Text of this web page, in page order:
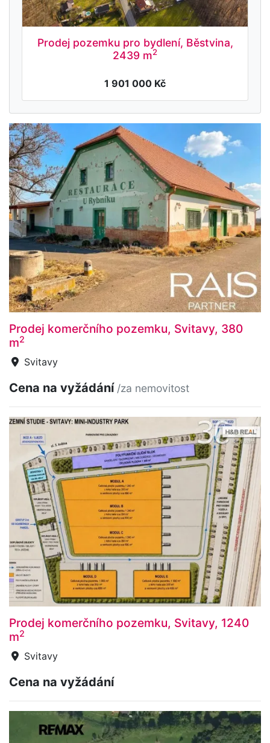
Prodej pozemku pro bydlení, Běstvina,
2439 m2
1 901 000 Kč
Prodej komerčního pozemku, Svitavy, 380
m2
Svitavy
Cena na vyžádání /za nemovitost
Prodej komerčního pozemku, Svitavy, 1240
m2
Svitavy
Cena na vyžádání